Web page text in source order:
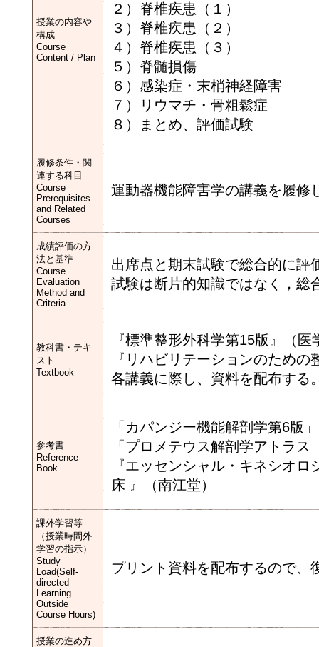
授業の内容や
構成
Course
Content / Plan
２）脊椎疾患（１）
３）脊椎疾患（２）
４）脊椎疾患（３）
５）脊髄損傷
６）感染症・末梢神経障害
７）リウマチ・骨粗鬆症
８）まとめ、評価試験
履修条件・関
連する科目
Course
Prerequisites
and Related
Courses
運動器機能障害学の講義を履修
成績評価の方
法と基準
Course
Evaluation
Method and
Criteria
出席点と期末試験で総合的に評
試験は断片的知識ではなく，総
教科書・テキ
スト
Textbook
『標準整形外科学第15版』（医
『リハビリテーションのため
各講義に際し、資料を配布する
参考書
Reference
Book
「カパンジー機能解剖学第6版
「プロメテウス解剖学アト
『エッセンシャル・キネシオ
床 』（南江堂）
課外学習等
（授業時間外
学習の指示）
Study
Load(Self-
directed
Learning
Outside
Course Hours)
プリント資料を配布するので、
授業の進め方